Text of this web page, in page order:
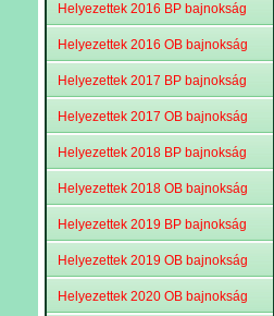
Helyezettek 2016 BP bajnokság
Helyezettek 2016 OB bajnokság
Helyezettek 2017 BP bajnokság
Helyezettek 2017 OB bajnokság
Helyezettek 2018 BP bajnokság
Helyezettek 2018 OB bajnokság
Helyezettek 2019 BP bajnokság
Helyezettek 2019 OB bajnokság
Helyezettek 2020 OB bajnokság